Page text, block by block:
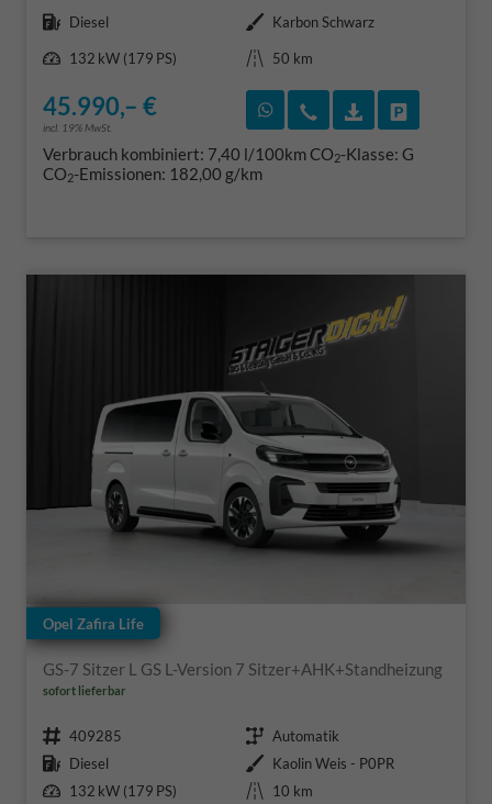
Kraftstoff Diesel Außenfarbe Karbon Schwarz
Leistung
132 kW (179 PS) Kilometerstand 50 km
45.990,– €
incl. 19% MwSt.
Rückruf vereinbaren
Wir rufen Sie an
Verbrauch kombiniert: 7,40 l/100kmCO2-Klasse: G
CO2-Emissionen: 182,00 g/km
Opel Zafira Life
GS-7 Sitzer L GS L-Version 7 Sitzer+AHK+Standheizung
sofort lieferbar
Fahrzeugnr. 409285 Getriebe Automatik
Kraftstoff Diesel Außenfarbe Kaolin Weis - P0PR
Leistung 132 kW (179 PS) Kilometerstand 10 km